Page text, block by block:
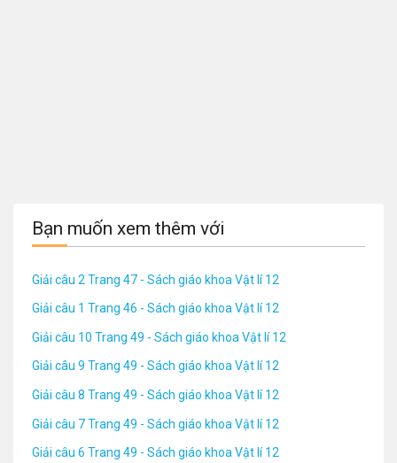
Bạn muốn xem thêm với
Giải câu 2 Trang 47 - Sách giáo khoa Vật lí 12
Giải câu 1 Trang 46 - Sách giáo khoa Vật lí 12
Giải câu 10 Trang 49 - Sách giáo khoa Vật lí 12
Giải câu 9 Trang 49 - Sách giáo khoa Vật lí 12
Giải câu 8 Trang 49 - Sách giáo khoa Vật lí 12
Giải câu 7 Trang 49 - Sách giáo khoa Vật lí 12
Giải câu 6 Trang 49 - Sách giáo khoa Vật lí 12